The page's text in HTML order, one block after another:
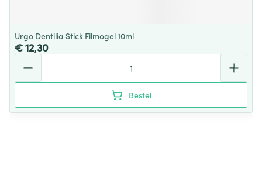
Urgo Dentilia Stick Filmogel 10ml
€ 12,30
Bestel